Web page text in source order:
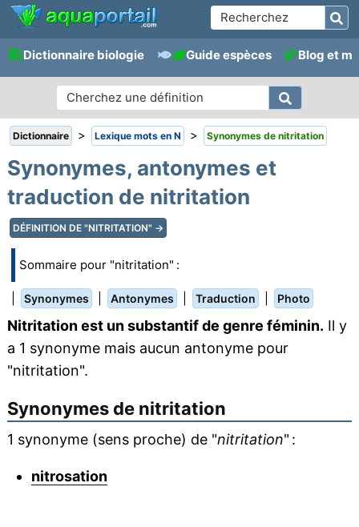
Dictionnaire biologie Guide espèces Blog et
Dictionnaire > Lexique mots en N > Synonymes de nitritation
Synonymes, antonymes et
traduction de nitritation
DÉFINITION DE "NITRITATION" →
Sommaire pour "nitritation" :
Synonymes Antonymes Traduction Photo
Nitritation est un substantif de genre féminin. Il y
a 1 synonyme mais aucun antonyme pour
"nitritation".
Synonymes de nitritation
1 synonyme (sens proche) de "nitritation" :
nitrosation